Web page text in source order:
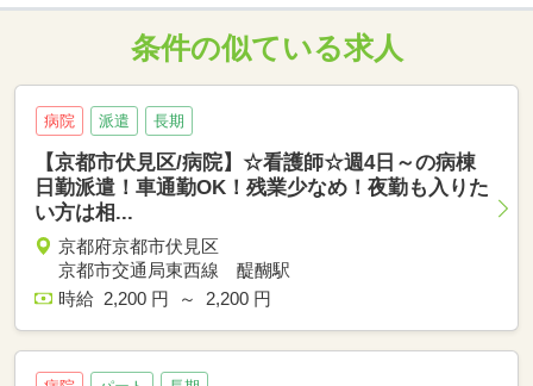
条件の似ている求人
病院 派遣 長期
【京都市伏見区/病院】☆看護師☆週4日～の病棟
日勤派遣！車通勤OK！残業少なめ！夜勤も入りた
い方は相...
京都府京都市伏見区
京都市交通局東西線 醍醐駅
時給 2,200 円 ～ 2,200 円